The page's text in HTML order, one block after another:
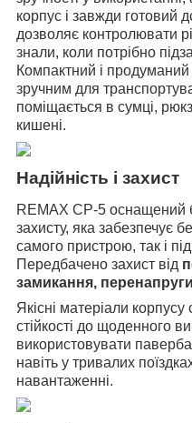
корпус і завжди готовий
дозволяє контролювати
знали, коли потрібно
Компактний і
зручним для
поміщається в сумці,
кишені.
Надійність і захист
REMAX CP-5 оснащений
захисту, яка забезпечує
самого пристрою, так і
Передбачено захист від
замикання,
Якісні матеріали корпусу
стійкості до щоденного
використовувати
навіть у тривалих
навантаженні.